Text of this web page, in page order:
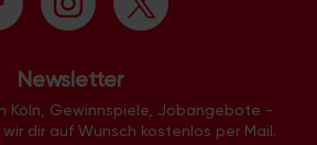
Newsletter
Köln, Gewinnspiele, Jobangebote -
dir auf Wunsch kostenlos per Mail.